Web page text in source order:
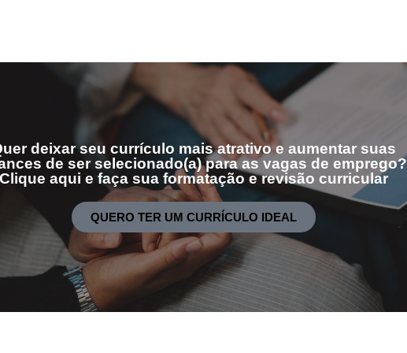
deixar seu currículo mais atrativo e aumentar suas
de ser selecionado(a) para as vagas de emprego?
aqui e faça sua formatação e revisão curricular
QUERO TER UM CURRÍCULO IDEAL